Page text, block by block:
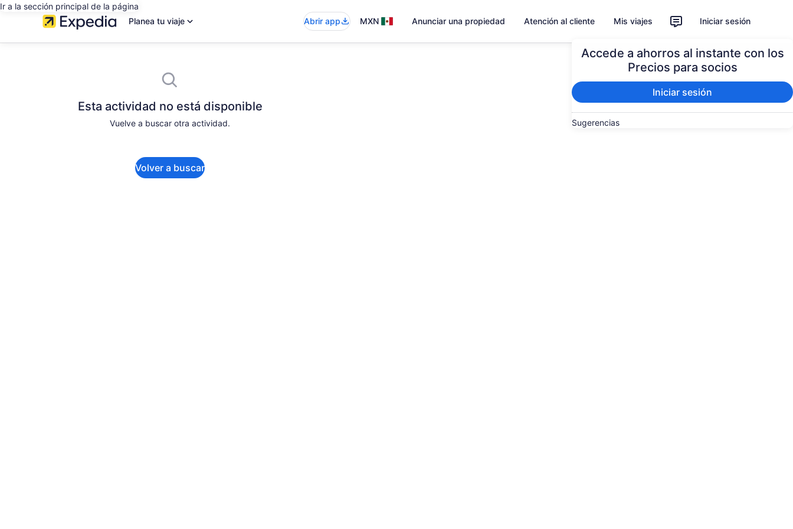
Ir a la sección principal de la página
Planea tu viaje
Abrir app MXN Anunciar una propiedad Atención al cliente Mis viajes Iniciar sesión
Accede a ahorros al instante con los
Precios para socios
Iniciar sesión
Sugerencias
Esta actividad no está disponible
Vuelve a buscar otra actividad.
Volver a buscar